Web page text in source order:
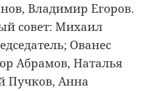
Владимир Егоров.
совет: Михаил
Ованес
Абрамов, Наталья
Пучков, Анна